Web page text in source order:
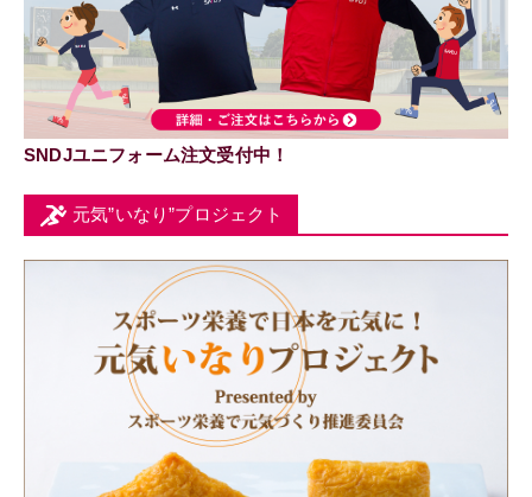
SNDJユニフォーム注文受付中！
元気”いなり”プロジェクト